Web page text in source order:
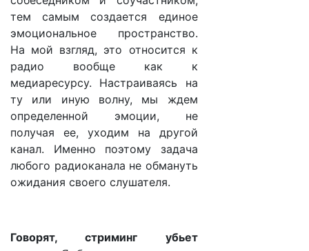
тем самым создается единое
эмоциональное пространство.
На мой взгляд, это относится к
радио вообще как к
медиаресурсу. Настраиваясь на
ту или иную волну, мы ждем
определенной эмоции, не
получая ее, уходим на другой
канал. Именно поэтому задача
любого радиоканала не обмануть
ожидания своего слушателя.
Говорят, стриминг убьет